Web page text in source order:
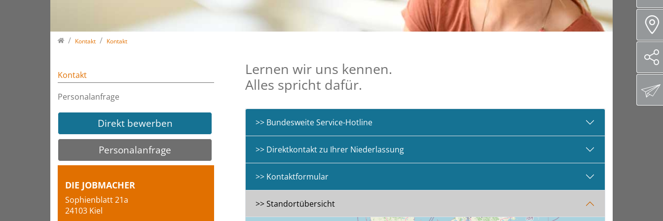
HomeKontakt Kontakt
Lernen wir uns kennen.
Alles spricht dafür.
Bundesweite Service-Hotline
Direktkontakt zu Ihrer Niederlassung
Kontaktformular
Standortübersicht
Kontakt
Personalanfrage
Direkt bewerben
Personalanfrage
DIE JOBMACHER
Sophienblatt 21a
24103 Kiel